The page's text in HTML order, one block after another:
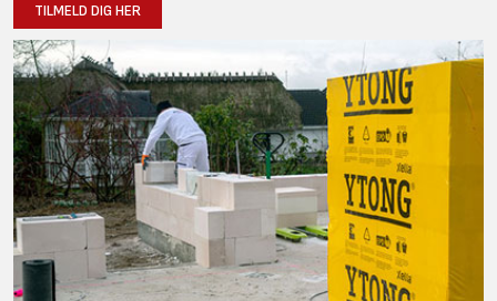
TILMELD DIG HER